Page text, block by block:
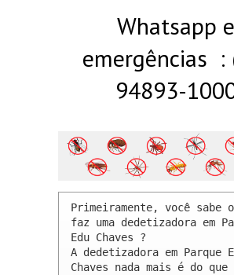
Whatsapp e
emergências :
94893-
Primeiramente, você sabe
faz uma dedetizadora em
Edu Chaves ?
A dedetizadora em Parque
Chaves nada mais é do que